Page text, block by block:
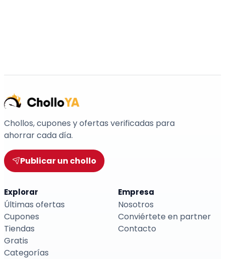
Chollos, cupones y ofertas verificadas para
ahorrar cada día.
Publicar un chollo
Explorar
Últimas ofertas
Cupones
Tiendas
Gratis
Categorías
Empresa
Nosotros
Conviértete en partner
Contacto